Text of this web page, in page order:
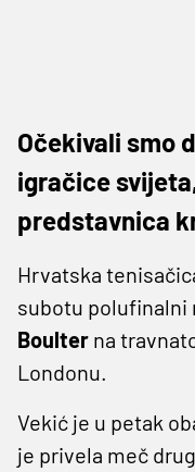
Očekivali smo
igračice
predstavnica
Hrvatska
subotu polufinalni
Boulter na
Londonu.
Vekić je u petak
je privela meč